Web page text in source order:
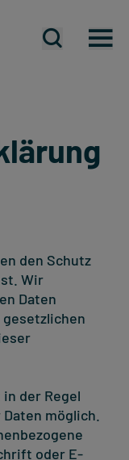
Mobiles
Mobiles
den Schutz
Wir
Daten
der Regel
möglich.
oder E-